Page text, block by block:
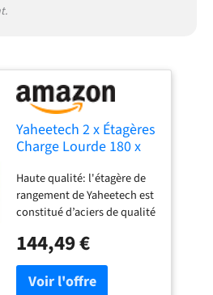
Yaheetech 2 x Étagères
Charge Lourde 180 x
Résistant Capacité 875
kg Meuble de
Rangement Garage
Cuisine Chambre Bleu
Haute qualité: l'étagère de
rangement de Yaheetech est
constitué d’aciers de qualité
MDF. Dimension totale: 180
x 120cm x 60cm (L xlxh)
Stable: Le meuble de
144,49 €